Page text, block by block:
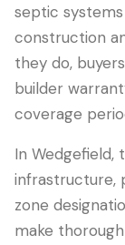
English
septic
construction
they do,
builder
coverage
In Wedgefield,
infrastructure,
zone
make